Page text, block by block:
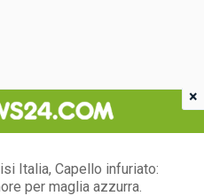
Italia, Capello infuriato:
per maglia azzurra.
×